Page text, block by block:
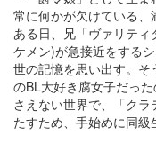
常に何かが欠けている
ある日、兄「ヴァリテ
ケメン)が急接近をする
世の記憶を思い出す。
のBL大好き腐女子だっ
さえない世界で、「ク
たすため、手始めに同